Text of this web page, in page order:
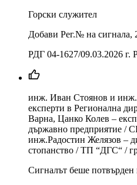
Горски служител
Добави Рег.№ на сигнала,
РДГ 04-1627/09.03.2026 г.
инж. Иван Стоянов и инж.
експерти в Регионална
Варна, Цанко Колев –
държавно предприятие
инж.Радостин Желязов –
стопанство / ТП “ДГС“ /
Сигналът беше потвърден